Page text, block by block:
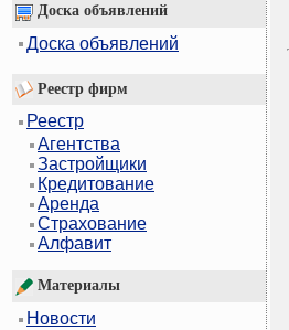
Доска объявлений
Доска объявлений
Реестр фирм
Реестр
Агентства
Застройщики
Кредитование
Аренда
Страхование
Алфавит
Материалы
Новости